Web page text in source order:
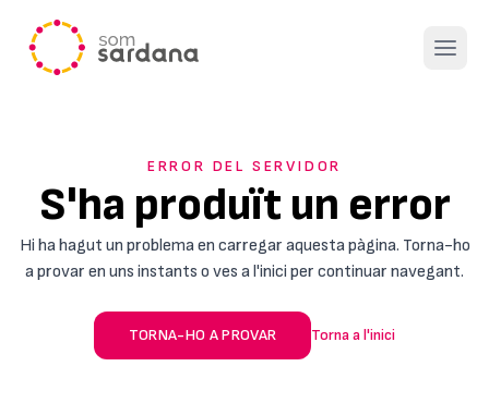
Open
ERROR DEL SERVIDOR
S'ha produït un error
Hi ha hagut un problema en carregar aquesta pàgina. Torna-ho
a provar en uns instants o ves a l'inici per continuar navegant.
TORNA-HO A PROVAR Torna a l'inici